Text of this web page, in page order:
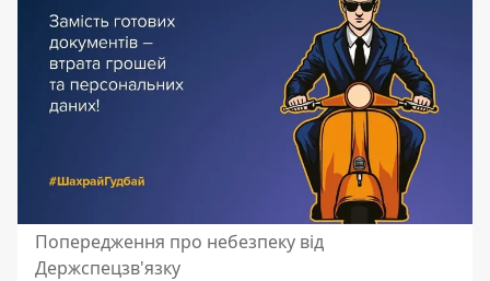
Попередження про небезпеку від
Держспецзв'язку